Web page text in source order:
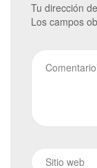
Tu dirección
Los campos